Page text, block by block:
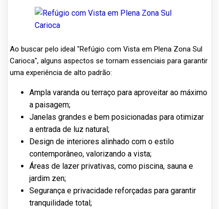
Ao buscar pelo ideal "Refúgio com Vista em Plena Zona Sul
Carioca", alguns aspectos se tornam essenciais para garantir
uma experiência de alto padrão:
Ampla varanda ou terraço para aproveitar ao máximo
a paisagem;
Janelas grandes e bem posicionadas para otimizar
a entrada de luz natural;
Design de interiores alinhado com o estilo
contemporâneo, valorizando a vista;
Áreas de lazer privativas, como piscina, sauna e
jardim zen;
Segurança e privacidade reforçadas para garantir
tranquilidade total;